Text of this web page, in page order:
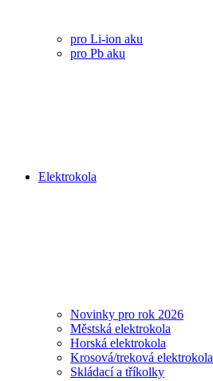
pro Li-ion aku
pro Pb aku
Elektrokola
Novinky pro rok 2026
Městská elektrokola
Horská elektrokola
Krosová/treková elektrokola
Skládací a tříkolky